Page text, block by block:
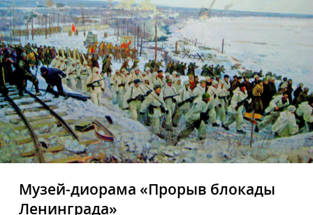
Музей-диорама «Прорыв блокады
Ленинграда»